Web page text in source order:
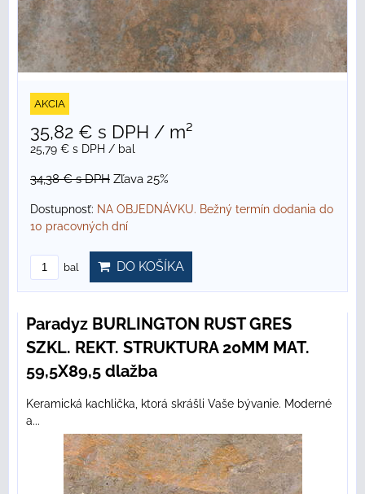
AKCIA
35,82 € s DPH / m²
25,79 € s DPH / bal
34,38 €s DPH Zľava 25%
Dostupnosť: NA OBJEDNÁVKU. Bežný termín dodania do
10 pracovných dní
bal DO KOŠÍKA
Paradyz BURLINGTON RUST GRES
SZKL. REKT. STRUKTURA 20MM MAT.
59,5X89,5 dlažba
Keramická kachlička, ktorá skrášli Vaše bývanie. Moderné
a...